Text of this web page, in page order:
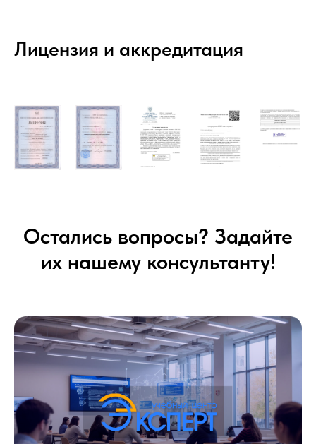
Лицензия и аккредитация
Остались вопросы? Задайте
их нашему консультанту!